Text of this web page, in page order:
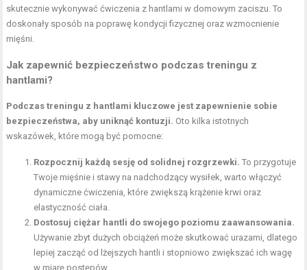
skutecznie wykonywać ćwiczenia z hantlami w domowym zaciszu. To
doskonały sposób na poprawę kondycji fizycznej oraz wzmocnienie
mięśni.
Jak zapewnić bezpieczeństwo podczas treningu z
hantlami?
Podczas treningu z hantlami kluczowe jest zapewnienie sobie
bezpieczeństwa, aby uniknąć kontuzji. Oto kilka istotnych
wskazówek, które mogą być pomocne:
Rozpocznij każdą sesję od solidnej rozgrzewki. To przygotuje
Twoje mięśnie i stawy na nadchodzący wysiłek, warto włączyć
dynamiczne ćwiczenia, które zwiększą krążenie krwi oraz
elastyczność ciała.
Dostosuj ciężar hantli do swojego poziomu zaawansowania.
Używanie zbyt dużych obciążeń może skutkować urazami, dlatego
lepiej zacząć od lżejszych hantli i stopniowo zwiększać ich wagę
w miarę postępów.